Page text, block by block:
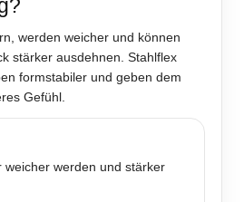
werden weicher und können
stärker ausdehnen. Stahlflex
formstabiler und geben dem
Gefühl.
weicher werden und stärker